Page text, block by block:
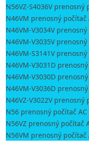
N56VZ-S4036V
N46VM prenosný počítač
N46VM-V3034V
N46VM-V3035V
N46VM-S3141V
N46VM-V3031D
N46VM-V3030D
N46VM-V3036D
N46VZ-V3022V
N56 prenosný počítač
N56VZ prenosný počítač
N56VM prenosný počítač